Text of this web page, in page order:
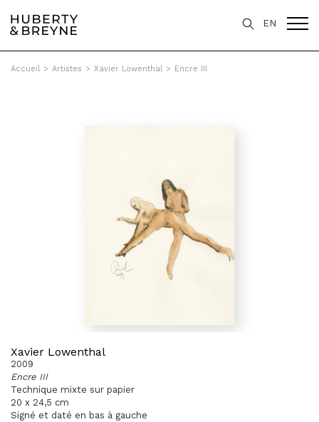
EN
Accueil > Artistes > Xavier Lowenthal > Encre III
Xavier Lowenthal
2009
Encre III
Technique mixte sur papier
20 x 24,5 cm
Signé et daté en bas à gauche